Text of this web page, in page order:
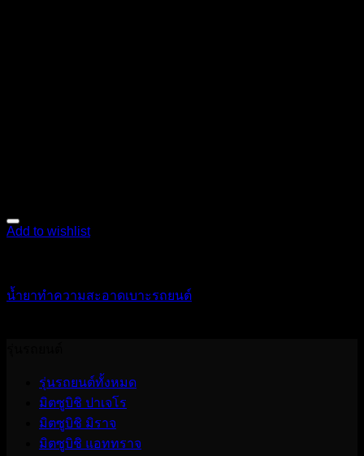
Add to wishlist
น้ำยาทำความสะอาดเบาะรถยนต์
รุ่นรถยนต์ทั้งหมด
มิตซูบิชิ ปาเจโร
มิตซูบิชิ มิราจ
มิตซูบิชิ แอททราจ